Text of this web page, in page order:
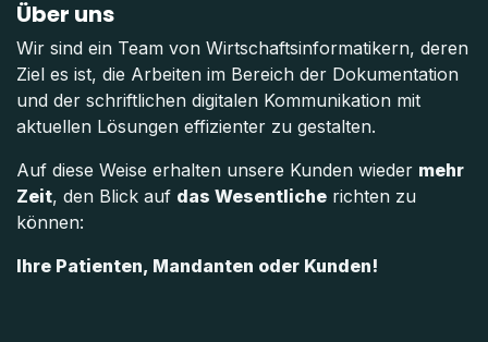
Über uns
Wir sind ein Team von Wirtschaftsinformatikern, deren
Ziel es ist, die Arbeiten im Bereich der Dokumentation
und der schriftlichen digitalen Kommunikation mit
aktuellen Lösungen effizienter zu gestalten.
Auf diese Weise erhalten unsere Kunden wieder mehr
Zeit, den Blick auf das Wesentliche richten zu
können:
Ihre Patienten, Mandanten oder Kunden!